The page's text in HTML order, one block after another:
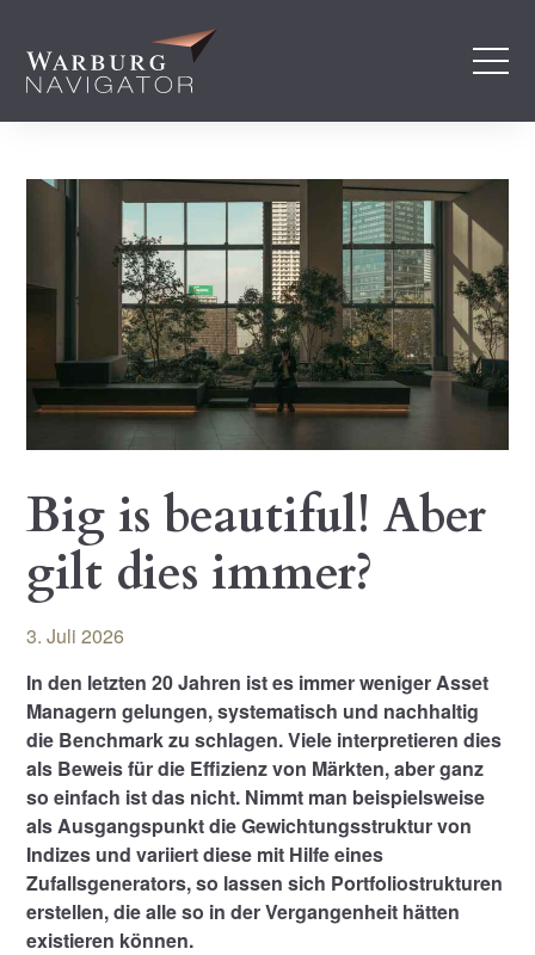
Big is beautiful! Aber
gilt dies immer?
3. Juli 2026
In den letzten 20 Jahren ist es immer weniger Asset
Managern gelungen, systematisch und nachhaltig
die Benchmark zu schlagen. Viele interpretieren dies
als Beweis für die Effizienz von Märkten, aber ganz
so einfach ist das nicht. Nimmt man beispielsweise
als Ausgangspunkt die Gewichtungsstruktur von
Indizes und variiert diese mit Hilfe eines
Zufallsgenerators, so lassen sich Portfoliostrukturen
erstellen, die alle so in der Vergangenheit hätten
existieren können.